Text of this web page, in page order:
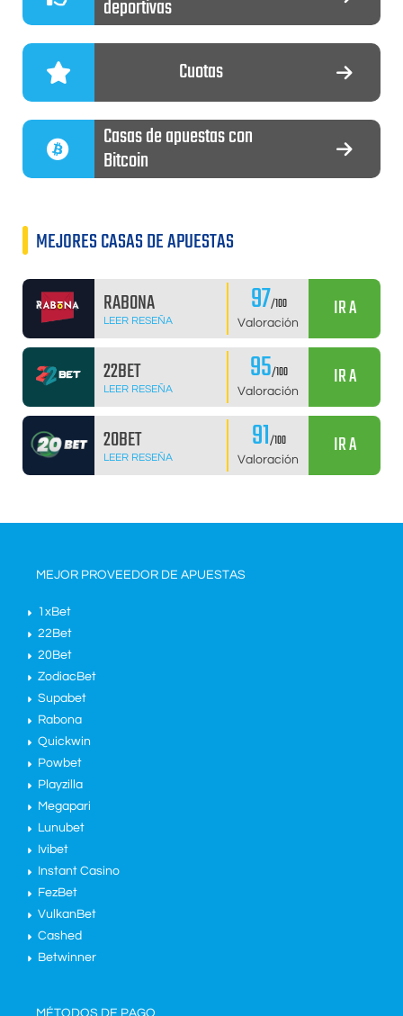
deportivas
Cuotas
Casas de apuestas con
Bitcoin
MEJORES CASAS DE APUESTAS
RABONA
LEER RESEÑA 97/100
Valoración
IR A
22BET
LEER RESEÑA 95/100
Valoración
IR A
20BET
LEER RESEÑA 91/100
Valoración
IR A
MEJOR PROVEEDOR DE APUESTAS
1xBet
22Bet
20Bet
ZodiacBet
Supabet
Rabona
Quickwin
Powbet
Playzilla
Megapari
Lunubet
Ivibet
Instant Casino
FezBet
VulkanBet
Cashed
Betwinner
MÉTODOS DE PAGO